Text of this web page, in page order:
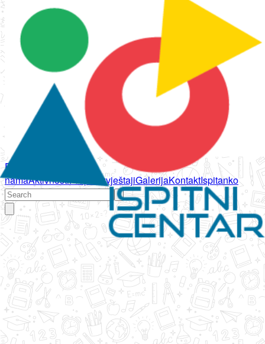
Početna
namaAktivnostiPropisi IzvještajiGalerijaKontaktIspitanko